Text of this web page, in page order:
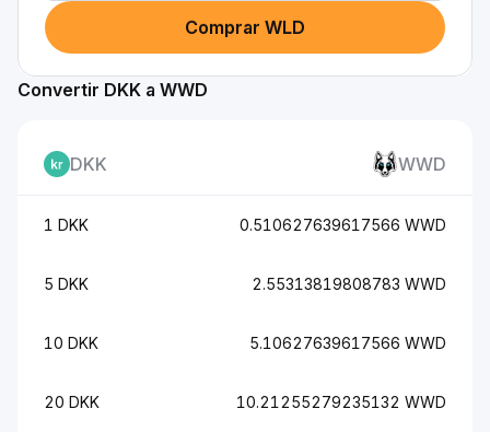
Comprar WLD
Convertir DKK a WWD
DKK WWD
1 DKK 0.510627639617566 WWD
5 DKK 2.55313819808783 WWD
10 DKK 5.10627639617566 WWD
20 DKK 10.21255279235132 WWD